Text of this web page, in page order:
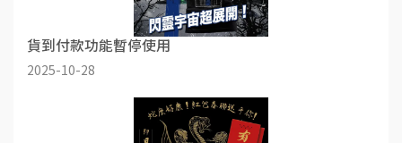
貨到付款功能暫停使用
2025-10-28